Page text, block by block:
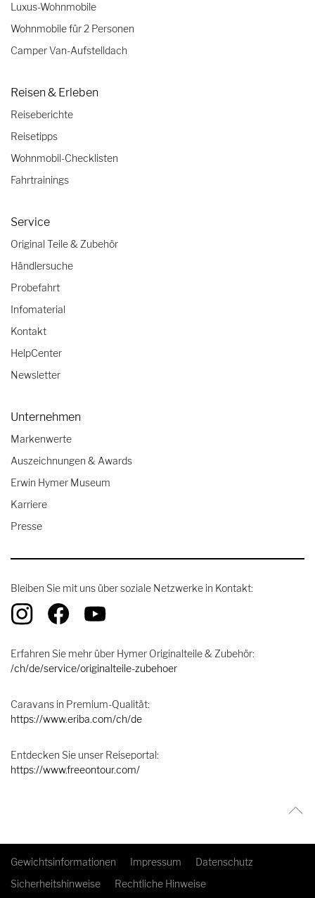
Luxus-Wohnmobile
Wohnmobile für 2 Personen
Camper Van-Aufstelldach
Reisen & Erleben
Reiseberichte
Reisetipps
Wohnmobil-Checklisten
Fahrtrainings
Service
Original Teile & Zubehör
Händlersuche
Probefahrt
Infomaterial
Kontakt
HelpCenter
Newsletter
Unternehmen
Markenwerte
Auszeichnungen & Awards
Erwin Hymer Museum
Karriere
Presse
Bleiben Sie mit uns über soziale Netzwerke in Kontakt:
Erfahren Sie mehr über Hymer Originalteile & Zubehör:
/ch/de/service/originalteile-zubehoer
Caravans in Premium-Qualität:
https://www.eriba.com/ch/de
Entdecken Sie unser Reiseportal:
https://www.freeontour.com/
Gewichtsinformationen Impressum
Datenschutz
Sicherheitshinweise
Rechtliche Hinweise